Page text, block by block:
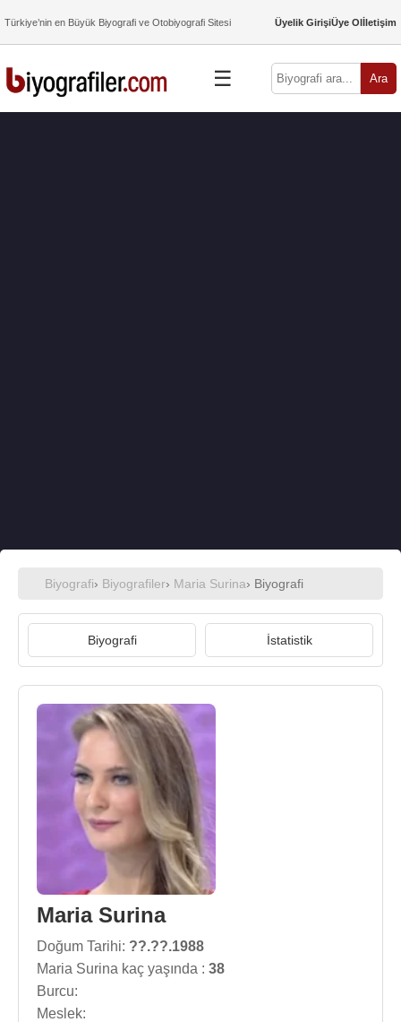
Türkiye’nin en Büyük Biyografi ve Otobiyografi Sitesi Üyelik GirişiÜye Olİletişim
☰ Ara
Biyografi› Biyografiler› Maria Surina› Biyografi
Biyografi İstatistik
Maria Surina
Doğum Tarihi: ??.??.1988
Maria Surina kaç yaşında : 38
Burcu:
Meslek: